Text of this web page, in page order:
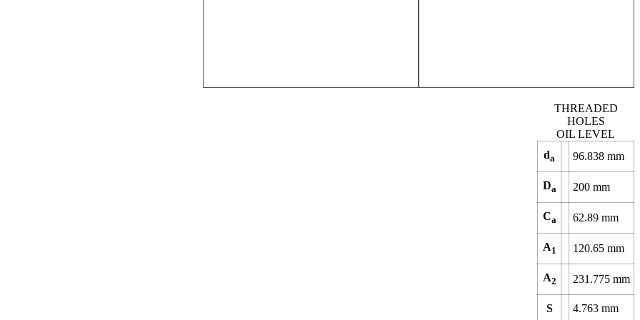
da 96.838 mm
Da 200 mm
Ca 62.89 mm
A1 120.65 mm
A2 231.775 mm
S 4.763 mm
THREADED
HOLES
OIL LEVEL